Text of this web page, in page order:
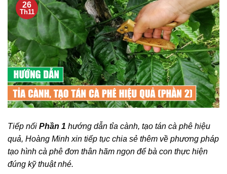
26
Th11
Tiếp nối Phần 1 hướng dẫn tỉa cành, tạo tán cà phê hiệu
quả, Hoàng Minh xin tiếp tục chia sẻ thêm về phương pháp
tạo hình cà phê đơn thân hãm ngọn để bà con thực hiện
đúng kỹ thuật nhé.